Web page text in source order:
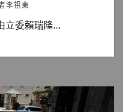
李祖東
立委賴瑞隆...